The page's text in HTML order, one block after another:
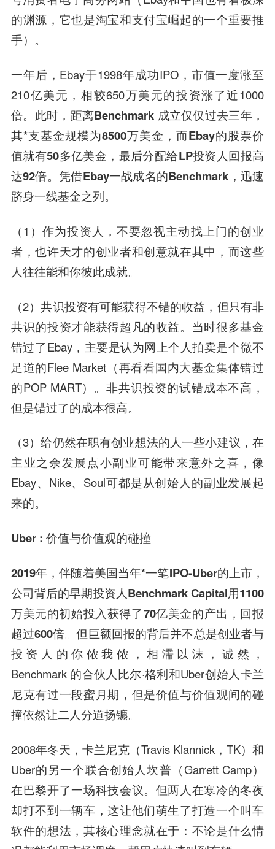
的渊源，它也是淘宝和支付宝崛起的一个重要推
手）。
一年后，Ebay于1998年成功IPO，市值一度涨至
210亿美元，相较650万美元的投资涨了近1000
倍。 此时，距离Benchmark 成立仅仅过去三年，
其*支基金规模为8500万美金，而Ebay的股票价
值就有50多亿美金，最后分配给LP投资人回报高
达92倍。凭借Ebay一战成名的Benchmark，迅速
跻身一线基金之列。
（1）作为投资人，不要忽视主动找上门的创业
者，也许天才的创业者和创意就在其中，而这些
人往往能和你彼此成就。
（2）共识投资有可能获得不错的收益，但只有非
共识的投资才能获得超凡的收益。当时很多基金
错过了Ebay，主要是认为网上个人拍卖是个微不
足道的Flee Market（再看看国内大基金集体错过
的POP MART）。非共识投资的试错成本不高，
但是错过了的成本很高。
（3）给仍然在职有创业想法的人一些小建议，在
主业之余发展点小副业可能带来意外之喜，像
Ebay、Nike、Soul可都是从创始人的副业发展起
来的。
Uber : 价值与价值观的碰撞
2019年，伴随着美国当年*一笔IPO-Uber的上市，
公司背后的早期投资人Benchmark Capital用1100
万美元的初始投入获得了70亿美金的产出，回报
超过600倍。但巨额回报的背后并不总是创业者与
投资人的你侬我侬，相濡以沫，诚然，
Benchmark 的合伙人比尔·格利和Uber创始人卡兰
尼克有过一段蜜月期，但是价值与价值观间的碰
撞依然让二人分道扬镳。
2008年冬天，卡兰尼克（Travis Klannick，TK）和
Uber的另一个联合创始人坎普（Garrett Camp）
在巴黎开了一场科技会议。但两人在寒冷的冬夜
却打不到一辆车，这让他们萌生了打造一个叫车
软件的想法，其核心理念就在于：不论是什么情